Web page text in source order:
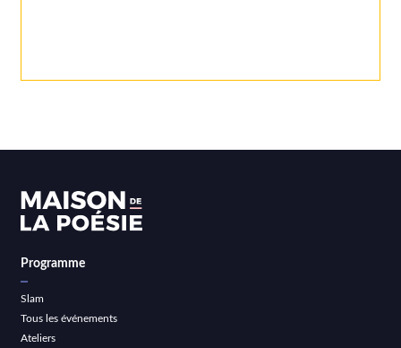
Programme
Slam
Tous les événements
Ateliers